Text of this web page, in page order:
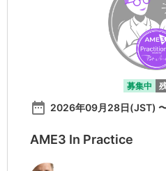
募集中
date_range 2026年09月28日(JST)
AME3 In Practice